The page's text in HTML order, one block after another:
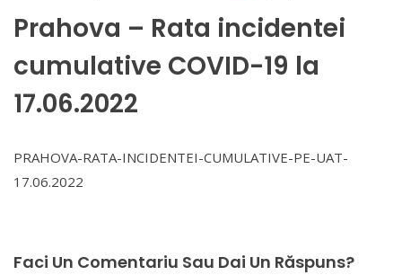
Prahova – Rata incidentei
cumulative COVID-19 la
17.06.2022
PRAHOVA-RATA-INCIDENTEI-CUMULATIVE-PE-UAT-
17.06.2022
Faci Un Comentariu Sau Dai Un Răspuns?